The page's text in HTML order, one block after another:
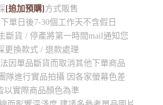
[追加預購] 方式販售
單日後7-30個工作天不含假日
斷貨 / 停產將第一時間mail通知您
更換款式 / 退款處理
因單品斷貨而取消其他下單商品
隊進行實品拍攝 因各家螢幕色差
以實際商品顏色為準